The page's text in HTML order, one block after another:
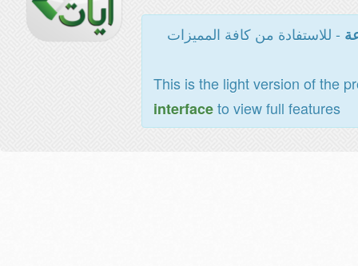
- للاستفادة من كافة المميزات
This is the light version of the
interfaceto view full features